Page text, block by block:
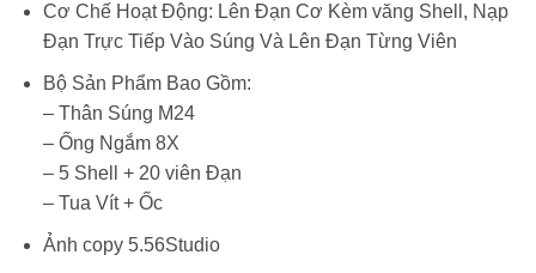
Cơ Chế Hoạt Động: Lên Đạn Cơ Kèm văng Shell, Nạp
Đạn Trực Tiếp Vào Súng Và Lên Đạn Từng Viên
Bộ Sản Phẩm Bao Gồm:
– Thân Súng M24
– Ống Ngắm 8X
– 5 Shell + 20 viên Đạn
– Tua Vít + Ốc
Ảnh copy 5.56Studio